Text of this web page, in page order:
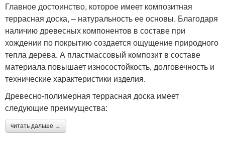
Главное достоинство, которое имеет композитная
террасная доска, – натуральность ее основы. Благодаря
наличию древесных компонентов в составе при
хождении по покрытию создается ощущение природного
тепла дерева. А пластмассовый композит в составе
материала повышает износостойкость, долговечность и
технические характеристики изделия.
Древесно-полимерная террасная доска имеет
следующие преимущества:
читать дальше →